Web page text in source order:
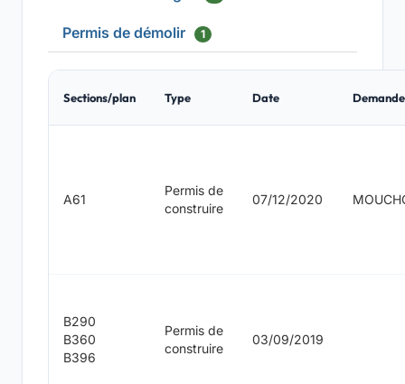
Permis de démolir 1
Sections/plan Type Date
A61
Permis de
construire
07/12/2020
B290
B360
B396
Permis de
construire
03/09/2019